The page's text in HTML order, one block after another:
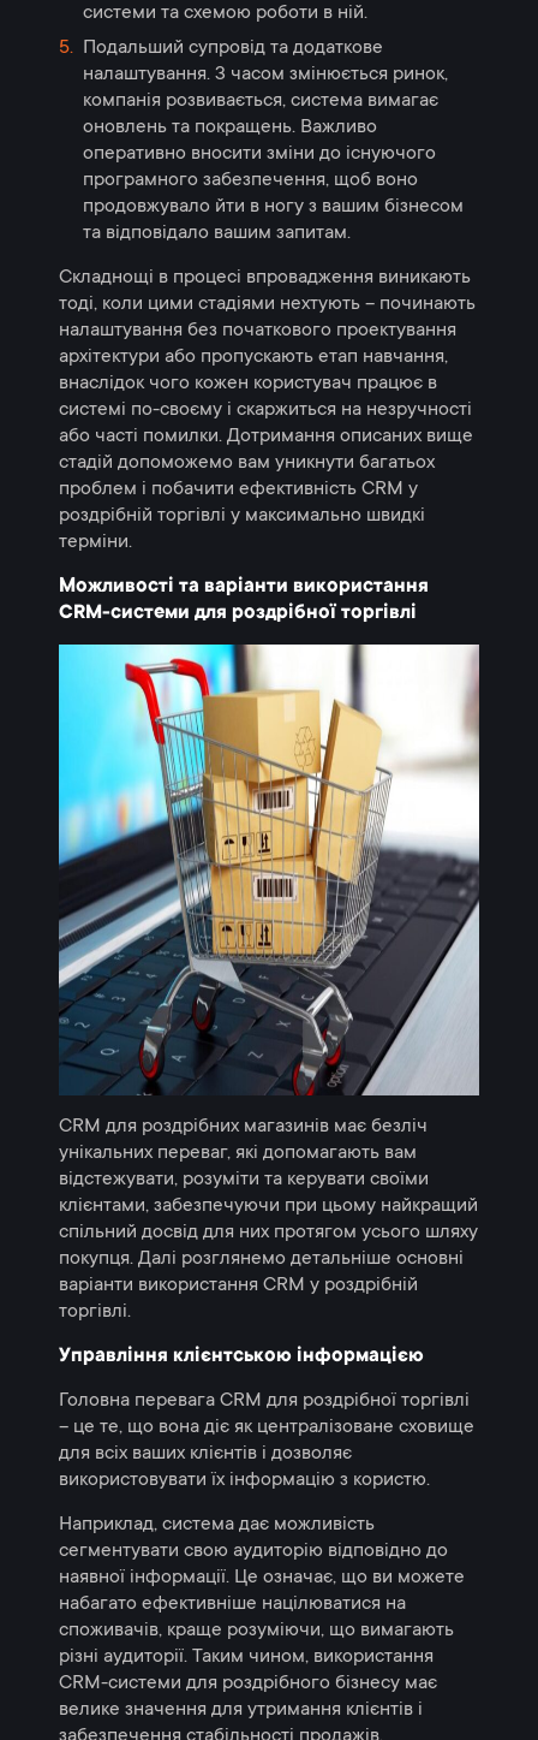
системи та схемою роботи в ній.
Подальший супровід та додаткове
налаштування. З часом змінюється ринок,
компанія розвивається, система вимагає
оновлень та покращень. Важливо
оперативно вносити зміни до існуючого
програмного забезпечення, щоб воно
продовжувало йти в ногу з вашим бізнесом
та відповідало вашим запитам.
Складнощі в процесі впровадження виникають
тоді, коли цими стадіями нехтують – починають
налаштування без початкового проектування
архітектури або пропускають етап навчання,
внаслідок чого кожен користувач працює в
системі по-своєму і скаржиться на незручності
або часті помилки. Дотримання описаних вище
стадій допоможемо вам уникнути багатьох
проблем і побачити ефективність CRM у
роздрібній торгівлі у максимально швидкі
терміни.
Можливості та варіанти використання
CRM-системи для роздрібної торгівлі
CRM для роздрібних магазинів має безліч
унікальних переваг, які допомагають вам
відстежувати, розуміти та керувати своїми
клієнтами, забезпечуючи при цьому найкращий
спільний досвід для них протягом усього шляху
покупця. Далі розглянемо детальніше основні
варіанти використання CRM у роздрібній
торгівлі.
Управління клієнтською інформацією
Головна перевага CRM для роздрібної торгівлі
– це те, що вона діє як централізоване сховище
для всіх ваших клієнтів і дозволяє
використовувати їх інформацію з користю.
Наприклад, система дає можливість
сегментувати свою аудиторію відповідно до
наявної інформації. Це означає, що ви можете
набагато ефективніше націлюватися на
споживачів, краще розуміючи, що вимагають
різні аудиторії. Таким чином, використання
CRM-системи для роздрібного бізнесу має
велике значення для утримання клієнтів і